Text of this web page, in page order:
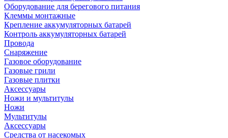
Оборудование для берегового питания
Клеммы монтажные
Крепление аккумуляторных батарей
Контроль аккумуляторных батарей
Провода
Снаряжение
Газовое оборудование
Газовые грили
Газовые плитки
Аксессуары
Ножи и мультитулы
Ножи
Мультитулы
Аксессуары
Средства от насекомых